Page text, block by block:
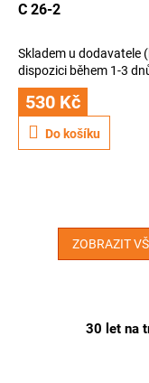
30 let na
C 26-2
Skladem u dodavatele
dispozici během 1-3
530 Kč
Do košíku
ZOBRAZIT